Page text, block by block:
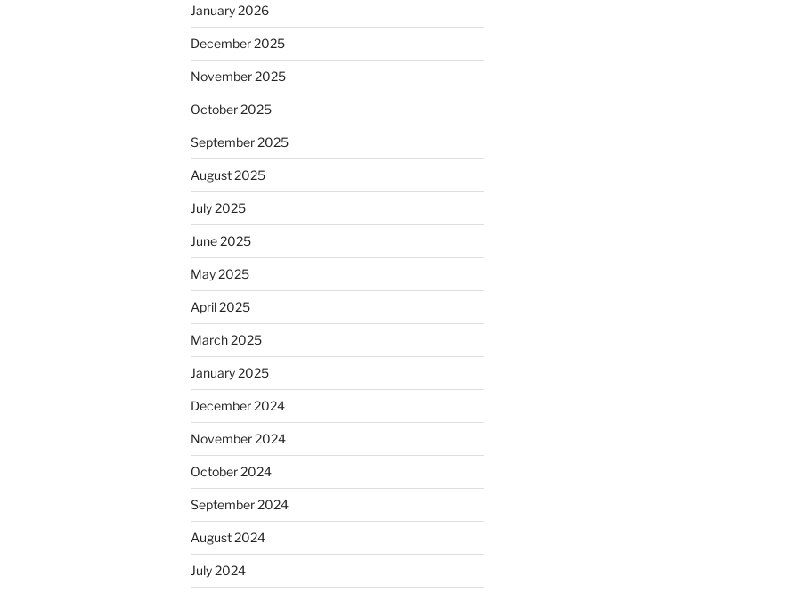
January 2026
December 2025
November 2025
October 2025
September 2025
August 2025
July 2025
June 2025
May 2025
April 2025
March 2025
January 2025
December 2024
November 2024
October 2024
September 2024
August 2024
July 2024